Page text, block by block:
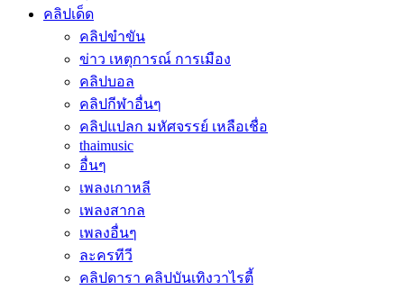
คลิปเด็ด
คลิปขำขัน
ข่าว เหตุการณ์ การเมือง
คลิปบอล
คลิปกีฬาอื่นๆ
คลิปแปลก มหัศจรรย์ เหลือเชื่อ
thaimusic
อื่นๆ
เพลงเกาหลี
เพลงสากล
เพลงอื่นๆ
ละครทีวี
คลิปดารา คลิปบันเทิงวาไรตี้